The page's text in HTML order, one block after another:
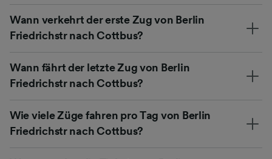
Wann verkehrt der erste Zug von Berlin
Friedrichstr nach Cottbus?
Wann fährt der letzte Zug von Berlin
Friedrichstr nach Cottbus?
Wie viele Züge fahren pro Tag von Berlin
Friedrichstr nach Cottbus?